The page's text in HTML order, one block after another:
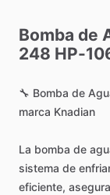
Bomba de
248 HP-
🔧 Bomba de
marca Knadian
La bomba de
sistema de
eficiente,